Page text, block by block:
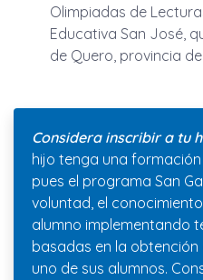
Olimpiadas de
Educativa San José,
de Quero, provincia
Considera inscribir a tu
hijo tenga una
pues el programa San
voluntad, el
alumno implementando
basadas en la
uno de sus alumnos.